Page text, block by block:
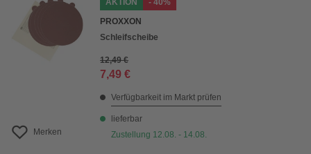
Merken
AKTION
- 40%
PROXXON
Schleifscheibe
12,49 €
7,49 €
Verfügbarkeit im Markt prüfen
lieferbar
Zustellung 12.08. - 14.08.